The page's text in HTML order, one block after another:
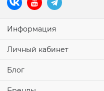
Информация
Личный кабинет
Блог